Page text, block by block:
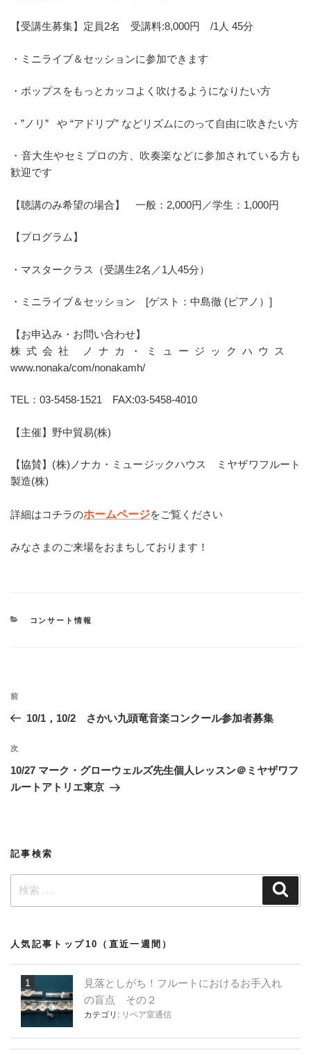
【受講生募集】定員2名 受講料:8,000円 /1人 45分
・ミニライブ＆セッションに参加できます
・ポップスをもっとカッコよく吹けるようになりたい方
・”ノリ” や “アドリブ” などリズムにのって自由に吹きたい方
・音大生やセミプロの方、吹奏楽などに参加されている方も
歓迎です
【聴講のみ希望の場合】 一般：2,000円／学生：1,000円
【プログラム】
・マスタークラス（受講生2名／1人45分）
・ミニライブ＆セッション [ゲスト：中島徹 (ピアノ）]
【お申込み・お問い合わせ】
株式会社 ノナカ・ミュージックハウス
www.nonaka/com/nonakamh/
TEL：03-5458-1521 FAX:03-5458-4010
【主催】野中貿易(株)
【協賛】(株)ノナカ・ミュージックハウス ミヤザワフルート
製造(株)
詳細はコチラのホームページをご覧ください
みなさまのご来場をおまちしております！
カ
コンサート情報
投
ビ
ゲ
ー
ン
過
去
投
稿
前
10/1，10/2 さかい九頭竜音楽コンクール参加者募集
次
の
投
次
10/27 マーク・グローウェルズ先生個人レッスン＠ミヤザワフ
ルートアトリエ東京
記事検索
索:
人気記事トップ10（直近一週間）
見落としがち！フルートにおけるお手入れ
の盲点 その２
カテゴリ: リペア室通信